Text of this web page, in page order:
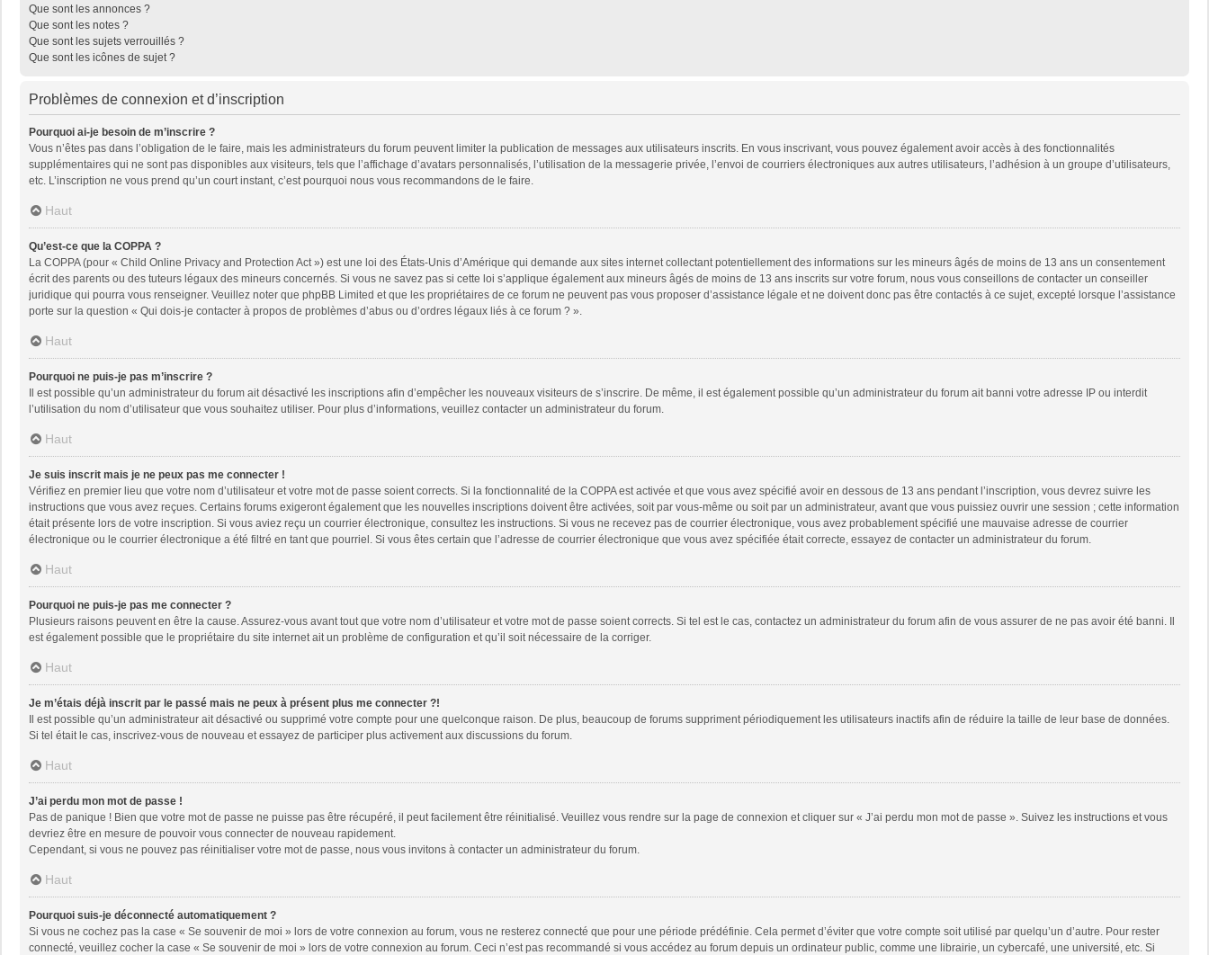
Que sont les annonces ?
Que sont les notes ?
Que sont les sujets verrouillés ?
Que sont les icônes de sujet ?
Problèmes de connexion et d’inscription
Pourquoi ai-je besoin de m’inscrire ?
Vous n’êtes pas dans l’obligation de le faire, mais les administrateurs du forum peuvent limiter la publication de messages aux utilisateurs inscrits. En vous inscrivant, vous pouvez également avoir accès à des fonctionnalités
supplémentaires qui ne sont pas disponibles aux visiteurs, tels que l’affichage d’avatars personnalisés, l’utilisation de la messagerie privée, l’envoi de courriers électroniques aux autres utilisateurs, l’adhésion à un groupe d’utilisateurs,
etc. L’inscription ne vous prend qu’un court instant, c’est pourquoi nous vous recommandons de le faire.
Haut
Qu’est-ce que la COPPA ?
La COPPA (pour « Child Online Privacy and Protection Act ») est une loi des États-Unis d’Amérique qui demande aux sites internet collectant potentiellement des informations sur les mineurs âgés de moins de 13 ans un consentement
écrit des parents ou des tuteurs légaux des mineurs concernés. Si vous ne savez pas si cette loi s’applique également aux mineurs âgés de moins de 13 ans inscrits sur votre forum, nous vous conseillons de contacter un conseiller
juridique qui pourra vous renseigner. Veuillez noter que phpBB Limited et que les propriétaires de ce forum ne peuvent pas vous proposer d’assistance légale et ne doivent donc pas être contactés à ce sujet, excepté lorsque l’assistance
porte sur la question « Qui dois-je contacter à propos de problèmes d’abus ou d’ordres légaux liés à ce forum ? ».
Haut
Pourquoi ne puis-je pas m’inscrire ?
Il est possible qu’un administrateur du forum ait désactivé les inscriptions afin d’empêcher les nouveaux visiteurs de s’inscrire. De même, il est également possible qu’un administrateur du forum ait banni votre adresse IP ou interdit
l’utilisation du nom d’utilisateur que vous souhaitez utiliser. Pour plus d’informations, veuillez contacter un administrateur du forum.
Haut
Je suis inscrit mais je ne peux pas me connecter !
Vérifiez en premier lieu que votre nom d’utilisateur et votre mot de passe soient corrects. Si la fonctionnalité de la COPPA est activée et que vous avez spécifié avoir en dessous de 13 ans pendant l’inscription, vous devrez suivre les
instructions que vous avez reçues. Certains forums exigeront également que les nouvelles inscriptions doivent être activées, soit par vous-même ou soit par un administrateur, avant que vous puissiez ouvrir une session ; cette information
était présente lors de votre inscription. Si vous aviez reçu un courrier électronique, consultez les instructions. Si vous ne recevez pas de courrier électronique, vous avez probablement spécifié une mauvaise adresse de courrier
électronique ou le courrier électronique a été filtré en tant que pourriel. Si vous êtes certain que l’adresse de courrier électronique que vous avez spécifiée était correcte, essayez de contacter un administrateur du forum.
Haut
Pourquoi ne puis-je pas me connecter ?
Plusieurs raisons peuvent en être la cause. Assurez-vous avant tout que votre nom d’utilisateur et votre mot de passe soient corrects. Si tel est le cas, contactez un administrateur du forum afin de vous assurer de ne pas avoir été banni. Il
est également possible que le propriétaire du site internet ait un problème de configuration et qu’il soit nécessaire de la corriger.
Haut
Je m’étais déjà inscrit par le passé mais ne peux à présent plus me connecter ?!
Il est possible qu’un administrateur ait désactivé ou supprimé votre compte pour une quelconque raison. De plus, beaucoup de forums suppriment périodiquement les utilisateurs inactifs afin de réduire la taille de leur base de données.
Si tel était le cas, inscrivez-vous de nouveau et essayez de participer plus activement aux discussions du forum.
Haut
J’ai perdu mon mot de passe !
Pas de panique ! Bien que votre mot de passe ne puisse pas être récupéré, il peut facilement être réinitialisé. Veuillez vous rendre sur la page de connexion et cliquer sur « J’ai perdu mon mot de passe ». Suivez les instructions et vous
devriez être en mesure de pouvoir vous connecter de nouveau rapidement.
Cependant, si vous ne pouvez pas réinitialiser votre mot de passe, nous vous invitons à contacter un administrateur du forum.
Haut
Pourquoi suis-je déconnecté automatiquement ?
Si vous ne cochez pas la case « Se souvenir de moi » lors de votre connexion au forum, vous ne resterez connecté que pour une période prédéfinie. Cela permet d’éviter que votre compte soit utilisé par quelqu’un d’autre. Pour rester
connecté, veuillez cocher la case « Se souvenir de moi » lors de votre connexion au forum. Ceci n’est pas recommandé si vous accédez au forum depuis un ordinateur public, comme une librairie, un cybercafé, une université, etc. Si